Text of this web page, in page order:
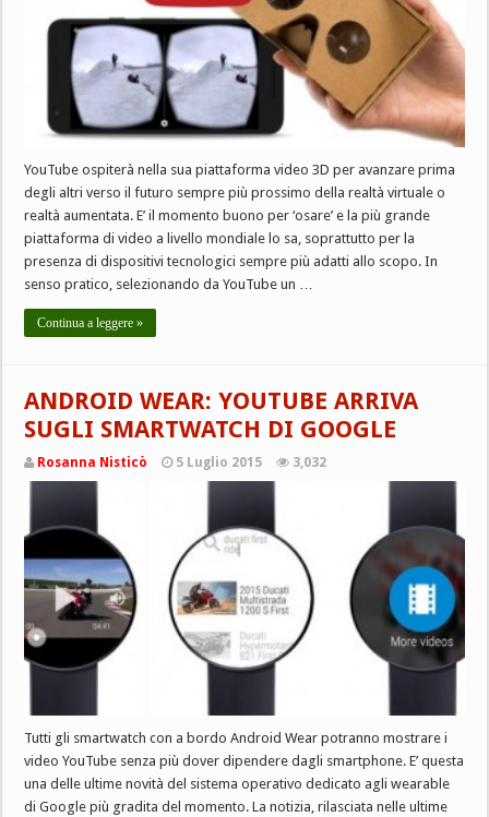
YouTube ospiterà nella sua piattaforma video 3D per avanzare prima
degli altri verso il futuro sempre più prossimo della realtà virtuale o
realtà aumentata. E’ il momento buono per ‘osare’ e la più grande
piattaforma di video a livello mondiale lo sa, soprattutto per la
presenza di dispositivi tecnologici sempre più adatti allo scopo. In
senso pratico, selezionando da YouTube un …
Continua a leggere »
ANDROID WEAR: YOUTUBE ARRIVA
SUGLI SMARTWATCH DI GOOGLE
Rosanna Nisticò 5 Luglio 2015 3,032
Tutti gli smartwatch con a bordo Android Wear potranno mostrare i
video YouTube senza più dover dipendere dagli smartphone. E’ questa
una delle ultime novità del sistema operativo dedicato agli wearable
di Google più gradita del momento. La notizia, rilasciata nelle ultime